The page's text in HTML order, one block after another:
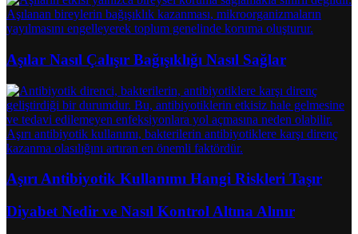
Aşılar Nasıl Çalışır Bağışıklığı Nasıl Sağlar
Aşırı Antibiyotik Kullanımı Hangi Riskleri Taşır
Diyabet Nedir ve Nasıl Kontrol Altına Alınır